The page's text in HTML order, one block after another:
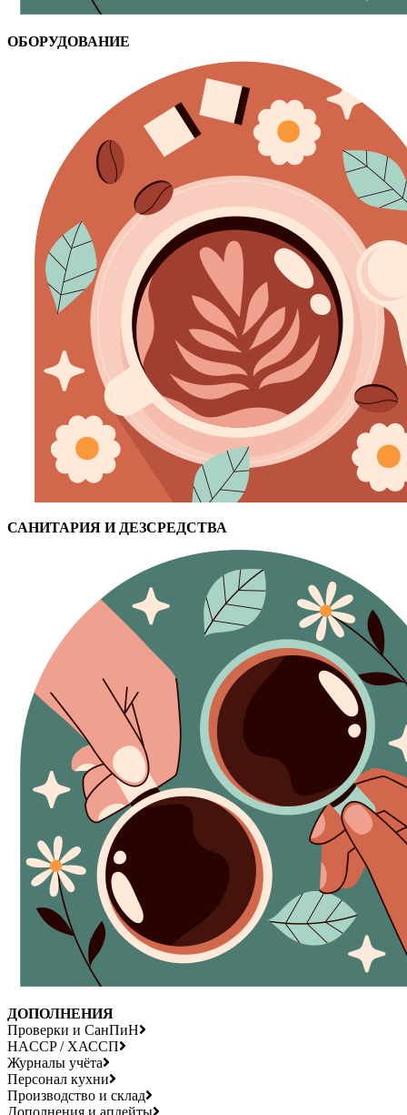
ОБОРУДОВАНИЕ
САНИТАРИЯ И ДЕЗСРЕДСТВА
ДОПОЛНЕНИЯ
Проверки и СанПиН
HACCP / ХАССП
Журналы учёта
Персонал кухни
Производство и склад
Дополнения и апдейты